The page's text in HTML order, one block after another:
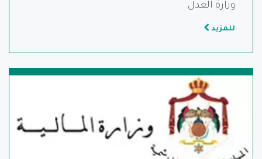
وزارة العدل
للمزيد